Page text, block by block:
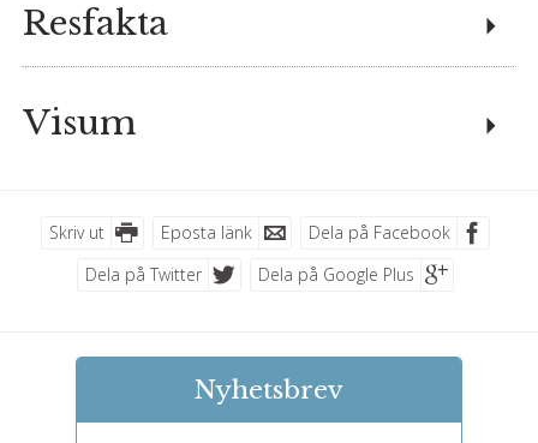
Resfakta
Visum
Skriv ut Eposta länk
Dela på Facebook
Dela på Twitter
Dela på Google Plus
Nyhetsbrev